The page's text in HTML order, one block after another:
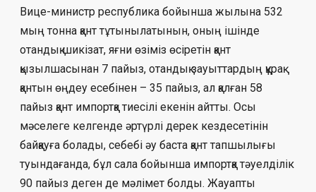
Вице-министр республика бойынша жы­лына 532
мың тонна қант тұты­ны­латынын, оның ішінде
отандық шикізат, яғ­ни өзіміз өсіретін қант
қызылшасынан 7 пайыз, отандық зауыттардың құрақ
қантын өң­деу есебінен – 35 пайыз, ал қалған 58
пайыз қант импортқа тиесілі екенін айтты. Осы
мәселеге келгенде әртүрлі дерек кезде­се­тінін
байқауға болады, себебі әу баста қант тап­шылығы
туындағанда, бұл сала бойынша импортқа тәуелділік
90 пайыз деген де мә­лімет болды. Жауапты